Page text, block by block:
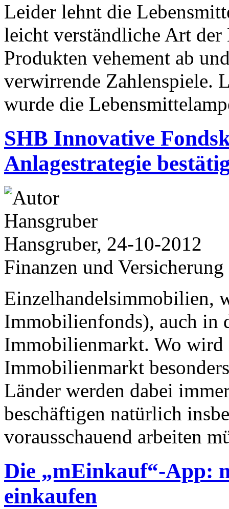
Leider lehnt die
leicht verständliche Art
Produkten vehement ab
verwirrende Zahlenspiele.
wurde die
SHB Innovative
Anlagestrategie
Hansgruber, 24-10-2012
Finanzen und Versicherung
Einzelhandelsimmobilien,
Immobilienfonds), auch in
Immobilienmarkt. Wo wird
Immobilienmarkt
Länder werden dabei
beschäftigen natürlich
vorausschauend arbeiten
Die „mEinkauf“-App:
einkaufen